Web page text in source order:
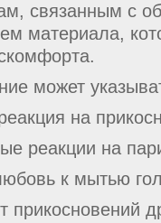
связанным с
материала,
может
на
реакции на
к мытью
прикосновений